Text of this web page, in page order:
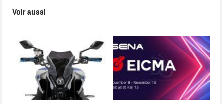
Voir aussi